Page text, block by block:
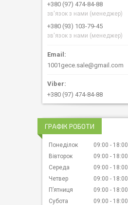
+380 (97) 474-84-88
зв'язок з нами (менеджер)
+380 (93) 103-79-45
зв'язок з нами (менеджер)
1001gece.sale@gmail.com
+380 (97) 474-84-88
ГРАФІК РОБОТИ
Понеділок 09:00
18:00
Вівторок
09:00
18:00
Середа
09:00
18:00
Четвер
09:00
18:00
Пʼятниця
09:00
18:00
Субота
09:00
18:00